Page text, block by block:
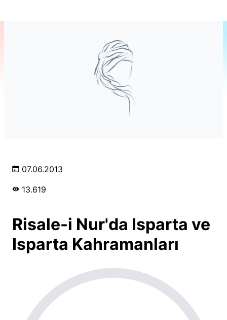
07.06.2013
13.619
Risale-i Nur'da Isparta ve
Isparta Kahramanları